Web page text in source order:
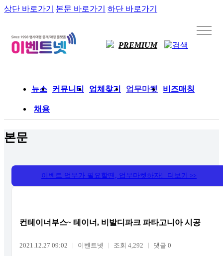
상단 바로가기 본문 바로가기 하단 바로가기
PREMIUM
뉴스 커뮤니티 업체찾기 업무마켓 비즈매칭
채용
본문
이벤트 업무가 필요할땐, 업무마켓하자! 더보기 >>
컨테이너부스~ 테이너, 비발디파크 파타고니아 시공
2021.12.27 09:02 이벤트넷 조회 4,292 댓글 0